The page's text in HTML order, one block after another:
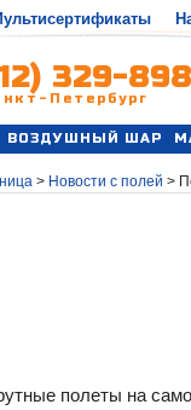
329-
Петербург
ВОЗДУШНЫЙ ШАР
> Новости с полей >
полеты на